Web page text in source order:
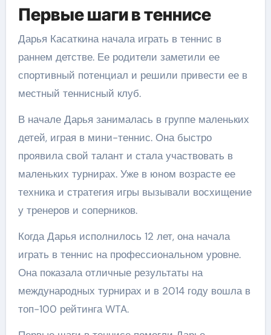
Первые шаги в теннисе
Дарья Касаткина начала играть в теннис в
раннем детстве. Ее родители заметили ее
спортивный потенциал и решили привести ее в
местный теннисный клуб.
В начале Дарья занималась в группе маленьких
детей, играя в мини-теннис. Она быстро
проявила свой талант и стала участвовать в
маленьких турнирах. Уже в юном возрасте ее
техника и стратегия игры вызывали восхищение
у тренеров и соперников.
Когда Дарья исполнилось 12 лет, она начала
играть в теннис на профессиональном уровне.
Она показала отличные результаты на
международных турнирах и в 2014 году вошла в
топ-100 рейтинга WTA.